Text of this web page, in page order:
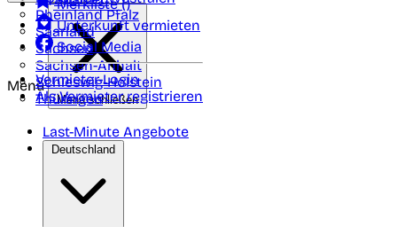
Rheinland Pfalz
Saarland
Sachsen
Sachsen-Anhalt
Schleswig-Holstein
Thüringen
Merkliste ()
Unterkunft vermieten
Social Media
Vermieter-Login
Als Vermieter registrieren
Menü
Menü schließen
Last-Minute Angebote
Deutschland